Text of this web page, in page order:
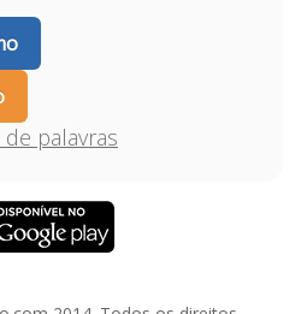
de palavras